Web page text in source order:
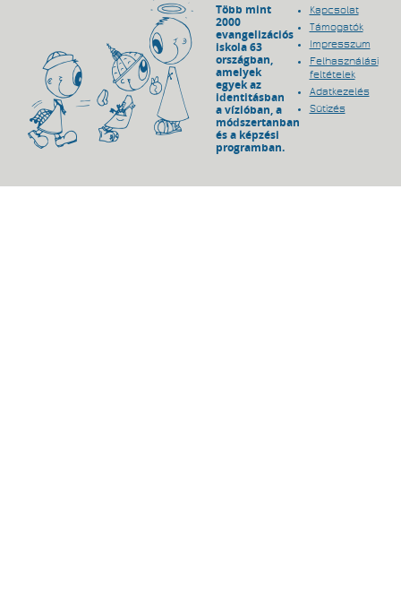
Több mint
2000
evangelizációs
iskola 63
országban,
amelyek
egyek az
identitásban
a vízióban, a
módszertanban
és a képzési
programban.
Kapcsolat
Támogatók
Impresszum
Felhasználási
feltételek
Adatkezelés
Sütizés